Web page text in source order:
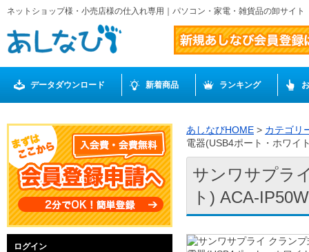
ネットショップ様・小売店様の仕入れ専用｜パソコン・家電・雑貨品の卸サイ
データダウンロード 新着商品 ランキング
ログイン
あしなびHOME > カテゴリ
電器(USB4ポート・ホワイ
サンワサプラ
ト) ACA-IP50W